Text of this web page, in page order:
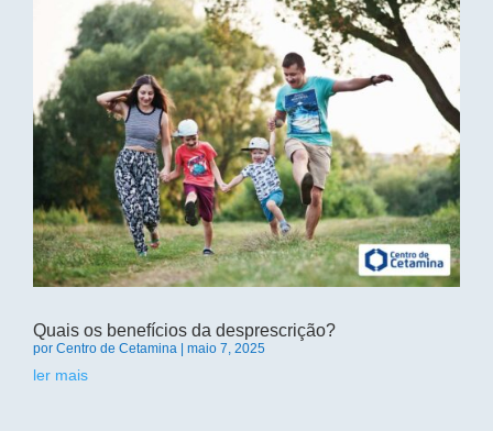
Quais os benefícios da desprescrição?
por Centro de Cetamina maio 7, 2025
ler mais